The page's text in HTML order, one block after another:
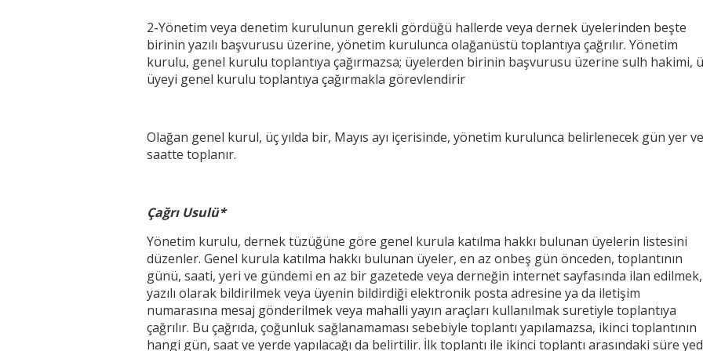
2-Yönetim veya denetim kurulunun gerekli gördüğü hallerde veya dernek üyelerinden beşte
birinin yazılı başvurusu üzerine, yönetim kurulunca olağanüstü toplantıya çağrılır. Yönetim
kurulu, genel kurulu toplantıya çağırmazsa; üyelerden birinin başvurusu üzerine sulh hakimi,
üyeyi genel kurulu toplantıya çağırmakla görevlendirir
Olağan genel kurul, üç yılda bir, Mayıs ayı içerisinde, yönetim kurulunca belirlenecek gün yer ve
saatte toplanır.
Çağrı Usulü*
Yönetim kurulu, dernek tüzüğüne göre genel kurula katılma hakkı bulunan üyelerin listesini
düzenler. Genel kurula katılma hakkı bulunan üyeler, en az onbeş gün önceden, toplantının
günü, saati, yeri ve gündemi en az bir gazetede veya derneğin internet sayfasında ilan edilmek,
yazılı olarak bildirilmek veya üyenin bildirdiği elektronik posta adresine ya da iletişim
numarasına mesaj gönderilmek veya mahalli yayın araçları kullanılmak suretiyle toplantıya
çağrılır. Bu çağrıda, çoğunluk sağlanamaması sebebiyle toplantı yapılamazsa, ikinci toplantının
hangi gün, saat ve yerde yapılacağı da belirtilir. İlk toplantı ile ikinci toplantı arasındaki süre